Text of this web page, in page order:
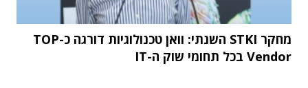
מחקר STKI השנתי: וואן טכנולוגיות דורגה כ-TOP
Vendor בכל תחומי שוק ה-IT